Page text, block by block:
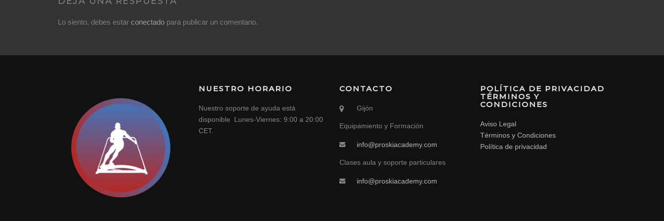
Lo siento, debes estar conectado para publicar un comentario.
NUESTRO HORARIO
Nuestro soporte de ayuda está
disponible Lunes-Viernes: 9:00 a 20:00
CET.
CONTACTO
Gijón
Equipamiento y Formación
info@proskiacademy.com
Clases aula y soporte particulares
info@proskiacademy.com
POLÍTICA DE PRIVACIDAD
TÉRMINOS Y
CONDICIONES
Aviso Legal
Términos y Condiciones
Política de privacidad